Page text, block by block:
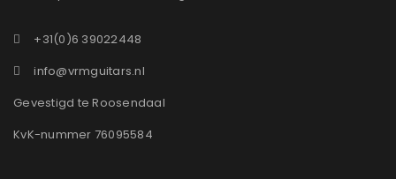
+31(0)6 39022448
info@vrmguitars.nl
Gevestigd te Roosendaal
KvK-nummer 76095584